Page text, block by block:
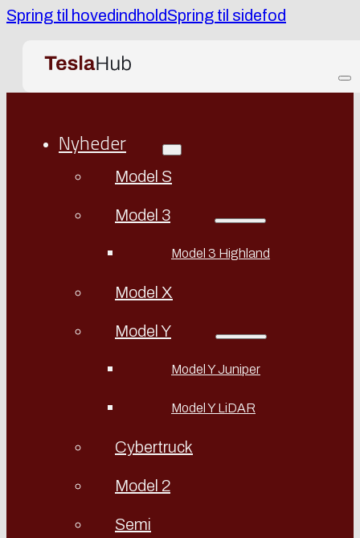
Spring til hovedindholdSpring til sidefod
Nyheder
Model S
Model 3
Model 3 Highland
Model X
Model Y
Model Y Juniper
Model Y LiDAR
Cybertruck
Model 2
Semi